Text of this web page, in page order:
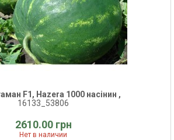
F1, Hazera 1000 насінин ,
16133_53806
2610.00 грн
Нет в наличии